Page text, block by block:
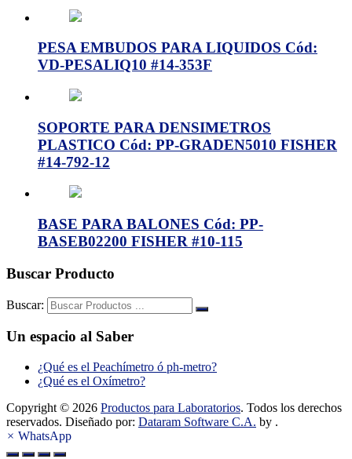
PESA EMBUDOS PARA LIQUIDOS Cód:
VD-PESALIQ10 #14-353F
SOPORTE PARA DENSIMETROS
PLASTICO Cód: PP-GRADEN5010 FISHER
#14-792-12
BASE PARA BALONES Cód: PP-
BASEB02200 FISHER #10-115
Buscar Producto
Buscar:
Un espacio al Saber
¿Qué es el Peachímetro ó ph-metro?
¿Qué es el Oxímetro?
Copyright © 2026 Productos para Laboratorios. Todos los derechos
reservados. Diseñado por: Dataram Software C.A. by .
× WhatsApp